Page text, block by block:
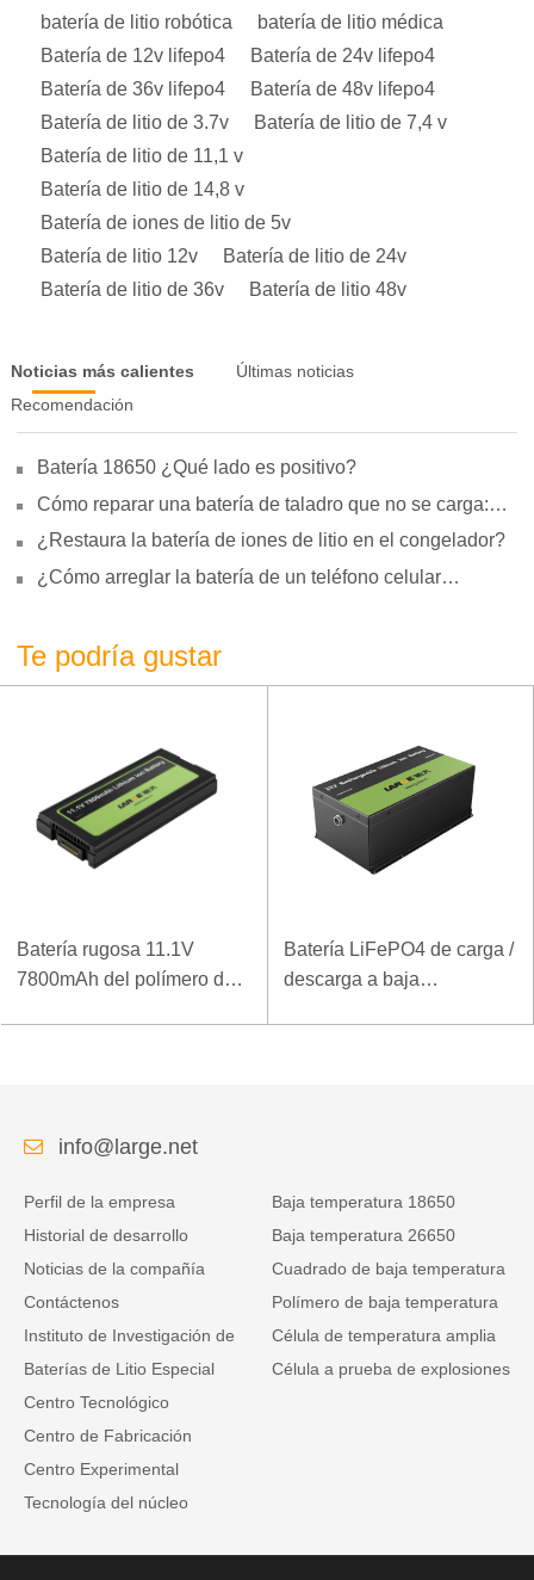
batería de litio robótica
batería de litio médica
Batería de 12v lifepo4
Batería de 24v lifepo4
Batería de 36v lifepo4
Batería de 48v lifepo4
Batería de litio de 3.7v
Batería de litio de 7,4 v
Batería de litio de 11,1 v
Batería de litio de 14,8 v
Batería de iones de litio de 5v
Batería de litio 12v
Batería de litio de 24v
Batería de litio de 36v
Batería de litio 48v
Noticias más calientes
Últimas noticias
Recomendación
Batería 18650 ¿Qué lado es positivo?
Cómo reparar una batería de taladro que no se carga:
¿Restaura la batería de iones de litio en el congelador?
¿Cómo arreglar la batería de un teléfono celular
Te podría gustar
Batería rugosa 11.1V
7800mAh del polímero del
Batería LiFePO4 de carga /
descarga a baja
info@large.net
Perfil de la empresa
Historial de desarrollo
Noticias de la compañía
Contáctenos
Instituto de Investigación de
Baterías de Litio Especial
Centro Tecnológico
Centro de Fabricación
Centro Experimental
Tecnología del núcleo
Baja temperatura 18650
Baja temperatura 26650
Cuadrado de baja temperatura
Polímero de baja temperatura
Célula de temperatura amplia
Célula a prueba de explosiones